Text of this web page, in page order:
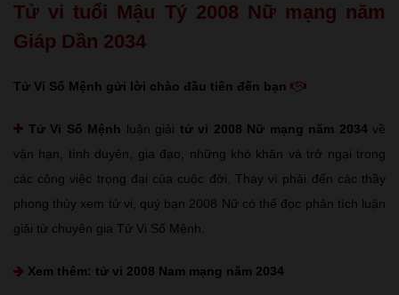
Tử vi tuổi Mậu Tý 2008 Nữ mạng năm
Giáp Dần 2034
Tử Vi Số Mệnh gửi lời chào đầu tiên đến bạn
Tử Vi Số Mệnh luận giải tử vi 2008 Nữ mạng năm 2034về
vận hạn, tình duyên, gia đạo, những khó khăn và trở ngại trong
các công việc trọng đại của cuộc đời. Thay vì phải đến các thầy
phong thủy xem tử vi, quý bạn 2008 Nữ có thể đọc phân tích luận
giải từ chuyên gia Tử Vi Số Mệnh.
Xem thêm: tử vi 2008 Nam mạng năm 2034